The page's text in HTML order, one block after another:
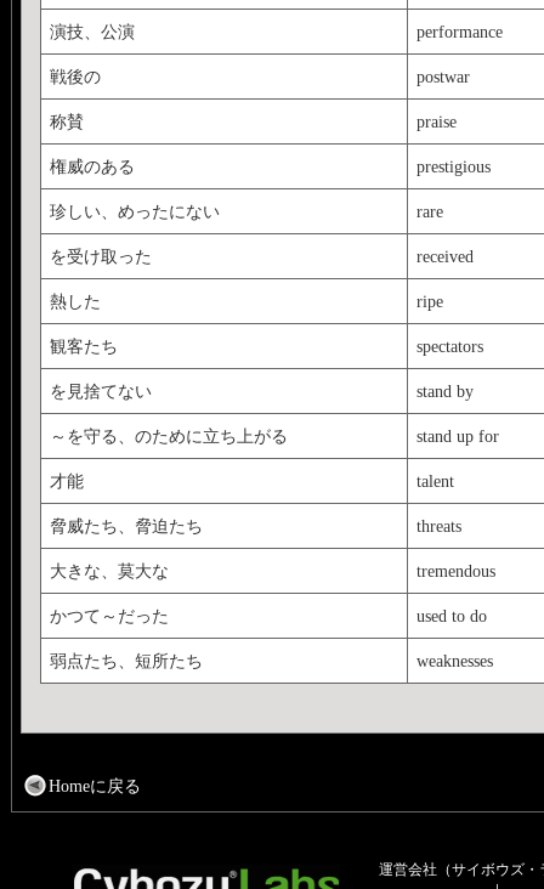
演技、公演 performance
戦後の postwar
称賛 praise
権威のある prestigious
珍しい、めったにない rare
を受け取った received
熱した ripe
観客たち spectators
を見捨てない stand by
～を守る、のために立ち上がる stand up for
才能 talent
脅威たち、脅迫たち threats
大きな、莫大な tremendous
かつて～だった used to do
弱点たち、短所たち weaknesses
Homeに戻る
運営会社（サイボウズ・